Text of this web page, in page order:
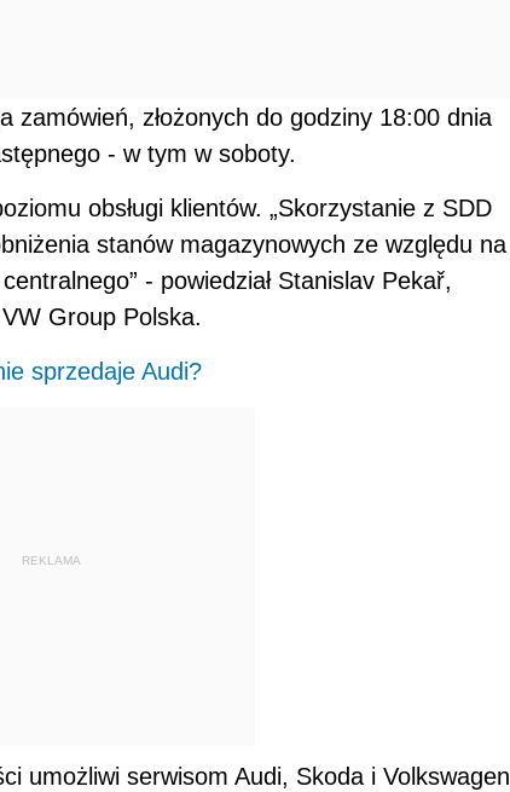
zamówień, złożonych do godziny 18:00 dnia
- w tym w soboty.
obsługi klientów. „Skorzystanie z SDD
stanów magazynowych ze względu na
- powiedział Stanislav Pekař,
Group Polska.
sprzedaje Audi?
REKLAMA
umożliwi serwisom Audi, Skoda i Volkswagen